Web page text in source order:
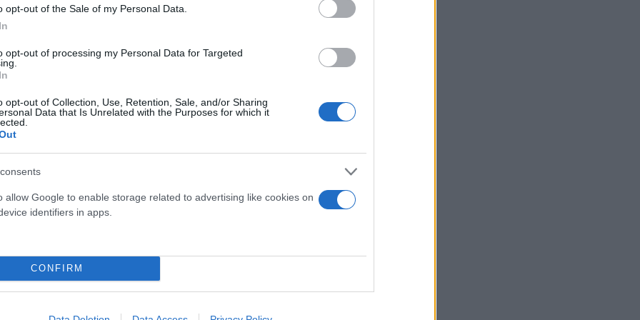
opt-out of the Sale of my Personal Data.
opt-out of processing my Personal Data for Targeted
opt-out of Collection, Use, Retention, Sale, and/or Sharing
Data that Is Unrelated with the Purposes for which it
allow Google to enable storage related to advertising like cookies on
identifiers in apps.
CONFIRM
είχαν φύγει από τις κερκίδες και είχαν καθίσει στον
μη γνωρίζοντας τι μέλλει γενέσθαι.